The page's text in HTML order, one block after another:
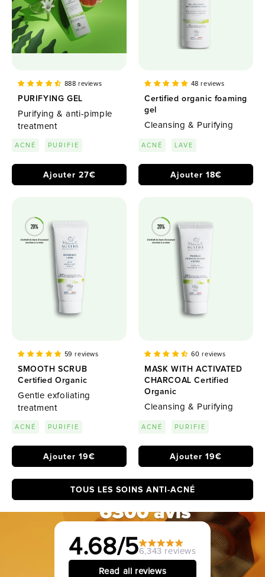
888 reviews
PURIFYING GEL
Purifying & anti-pimple
treatment
ACNÉ PURIFIE
Ajouter 27€
48 reviews
Certified organic foaming
gel
Cleansing & Purifying
ACNÉ LAVE
Ajouter 18€
59 reviews
SMOOTH SCRUB
Certified Organic
Gentle exfoliating
treatment
ACNÉ PURIFIE
Ajouter 19€
60 reviews
MASK WITH ACTIVATED
CHARCOAL Certified
Organic
Cleansing & Purifying
ACNÉ PURIFIE
Ajouter 19€
TOUS LES SOINS ANTI-ACNÉ
4.68/56,343 reviews
Read all reviews